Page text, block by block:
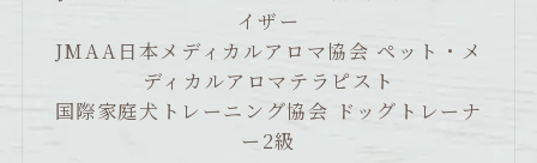
イザー
JMAA日本メディカルアロマ協会 ペット・メ
ディカルアロマテラピスト
国際家庭犬トレーニング協会 ドッグトレーナ
ー2級